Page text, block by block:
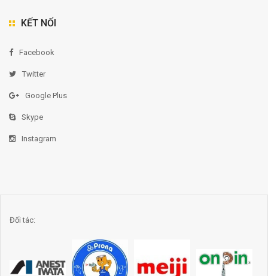
KẾT NỐI
Facebook
Twitter
Google Plus
Skype
Instagram
Đối tác: